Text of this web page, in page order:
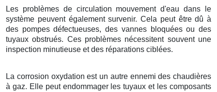
Les problèmes de circulation mouvement d'eau dans le
système peuvent également survenir. Cela peut être dû à
des pompes défectueuses, des vannes bloquées ou des
tuyaux obstrués. Ces problèmes nécessitent souvent une
inspection minutieuse et des réparations ciblées.
La corrosion oxydation est un autre ennemi des chaudières
à gaz. Elle peut endommager les tuyaux et les composants